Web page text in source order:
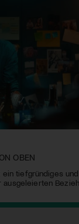
OBEN
ein tiefgründiges
ausgeleierten